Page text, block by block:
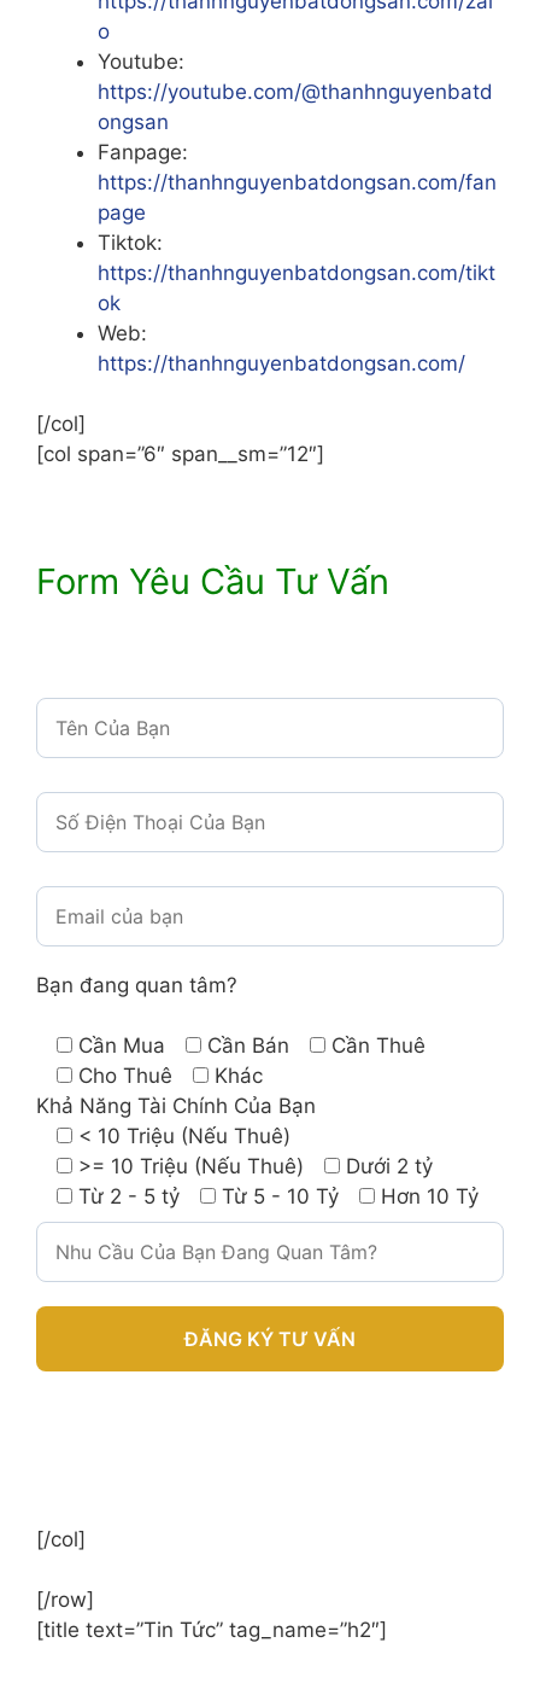
o
Youtube:
https://youtube.com/@thanhnguyenbatd
ongsan
Fanpage:
https://thanhnguyenbatdongsan.com/fan
page
Tiktok:
https://thanhnguyenbatdongsan.com/tikt
ok
Web:
https://thanhnguyenbatdongsan.com/
[/col]
[col span=”6″ span__sm=”12″]
Form Yêu Cầu Tư Vấn
Bạn đang quan tâm?
Cần Mua Cần Bán
Cần Thuê
Cho Thuê
Khác
Khả Năng Tài Chính Của Bạn
< 10 Triệu (Nếu Thuê)
>= 10 Triệu (Nếu Thuê)
Dưới 2 tỷ
Từ 2 - 5 tỷ
Từ 5 - 10 Tỷ Hơn 10 Tỷ
r
a
t
[/col]
[/row]
[title text=”Tin Tức” tag_name=”h2″]